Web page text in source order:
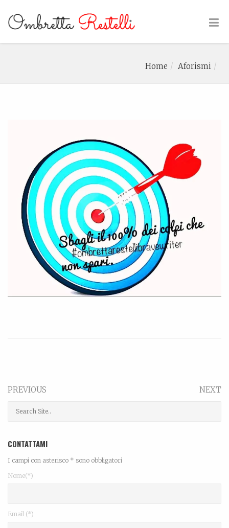
Home Aforismi
PREVIOUS NEXT
CONTATTAMI
I campi con asterisco * sono obbligatori
Nome(*)
Email (*)